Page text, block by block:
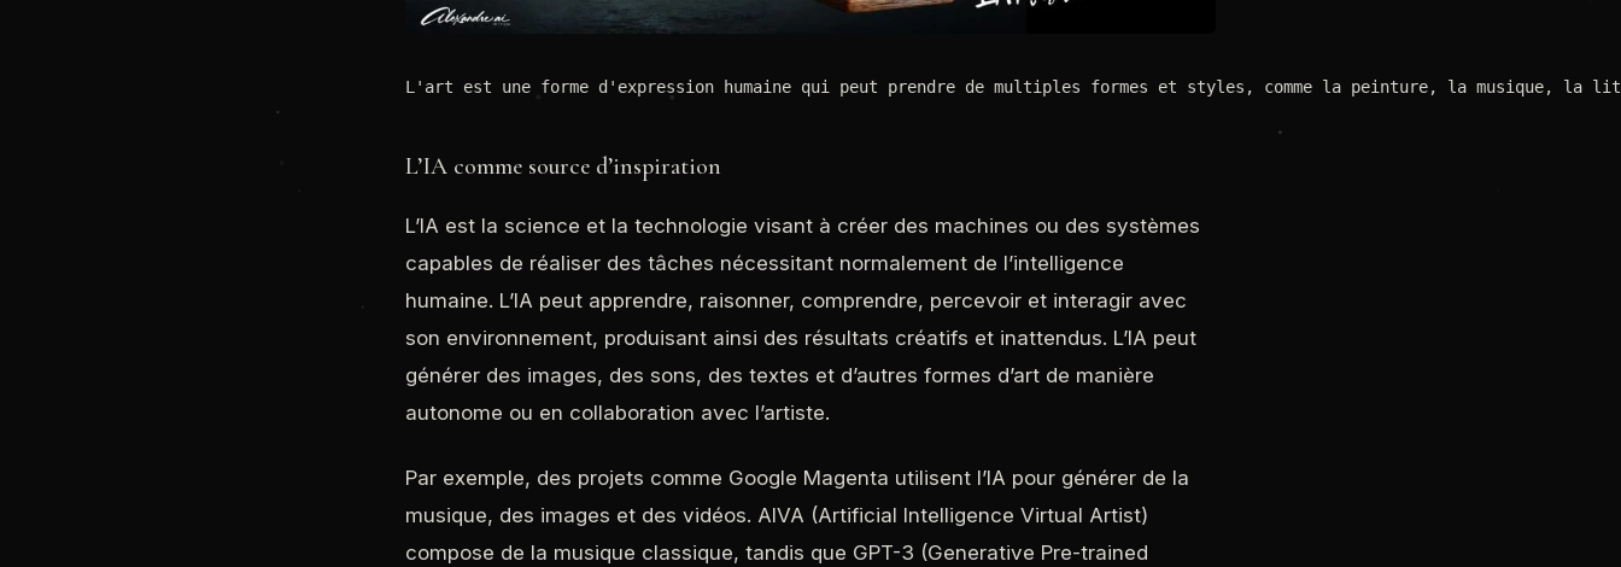
L'art est une forme d'expression humaine qui peut prendre de multiples formes et styles, comme la peinture, la musique,
L’IA comme source d’inspiration
L’IA est la science et la technologie visant à créer des machines ou des systèmes
capables de réaliser des tâches nécessitant normalement de l’intelligence
humaine. L’IA peut apprendre, raisonner, comprendre, percevoir et interagir avec
son environnement, produisant ainsi des résultats créatifs et inattendus. L’IA peut
générer des images, des sons, des textes et d’autres formes d’art de manière
autonome ou en collaboration avec l’artiste.
Par exemple, des projets comme Google Magenta utilisent l’IA pour générer de la
musique, des images et des vidéos. AIVA (Artificial Intelligence Virtual Artist)
compose de la musique classique, tandis que GPT-3 (Generative Pre-trained